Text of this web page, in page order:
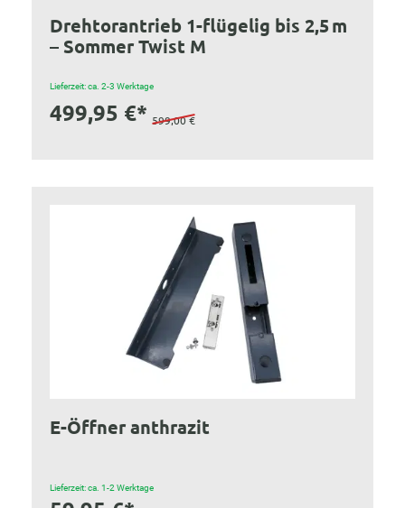
Drehtorantrieb 1-flügelig bis 2,5 m
– Sommer Twist M
Lieferzeit: ca. 2-3 Werktage
499,95 €* 599,00 €
E-Öffner anthrazit
Lieferzeit: ca. 1-2 Werktage